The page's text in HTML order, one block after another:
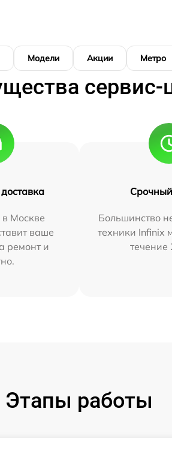
Модели Акции Метро
сервис-
Москве
ваше
ремонт и
Большинство
техники Infinix
течение
Этапы работы